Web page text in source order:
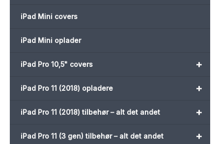
iPad Mini covers
iPad Mini oplader
+
iPad Pro 10,5" covers
+
iPad Pro 11 (2018) opladere
+
iPad Pro 11 (2018) tilbehør – alt det andet
+
iPad Pro 11 (3 gen) tilbehør – alt det andet